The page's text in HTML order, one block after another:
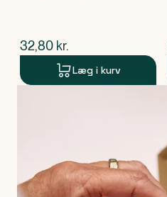
$nuværende pris
32,80 kr.
Læg i kurv